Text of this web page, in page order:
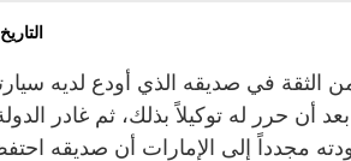
في صديقه الذي أودع لديه
بعد أن حرر له توكيلاً بذلك، ثم غادر
مجدداً إلى الإمارات أن صديقه